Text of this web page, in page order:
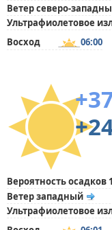
Ветер северо-
Ультрафиолетовое
Восход
06:00
Вероятность осадков
Ветер западный
Ультрафиолетовое